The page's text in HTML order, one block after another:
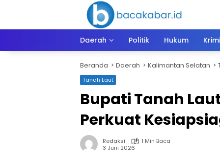
Daerah Politik Hukum
Beranda Daerah Kalimantan Selatan
Tanah Laut
Bupati Tanah
Perkuat
Redaksi
1 Min Baca
3 Juni 2026